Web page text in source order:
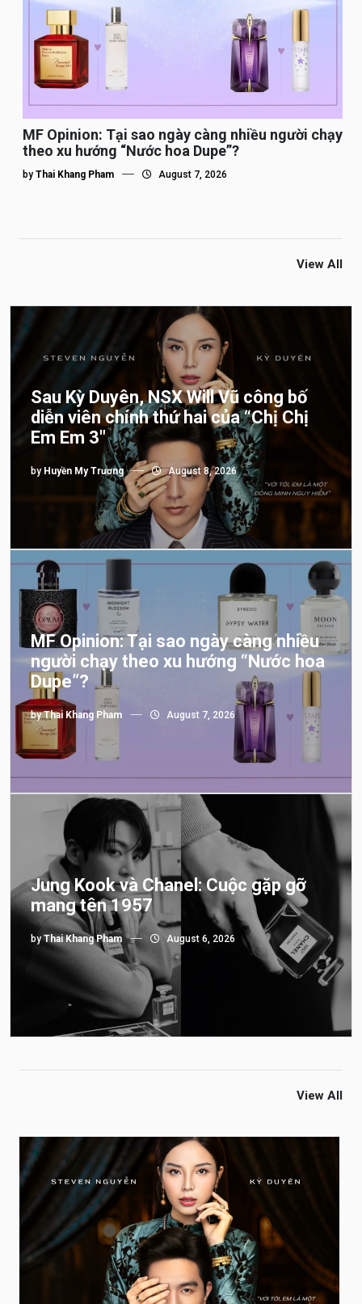
MF Opinion: Tại sao ngày càng nhiều người chạy
theo xu hướng “Nước hoa Dupe”?
by Thai Khang Pham August 7, 2026
View All
Sau Kỳ Duyên, NSX Will Vũ công bố
diễn viên chính thứ hai của “Chị Chị
Em Em 3″
by Huyền My Trương August 8, 2026
MF Opinion: Tại sao ngày càng nhiều
người chạy theo xu hướng “Nước hoa
Dupe”?
byThai Khang Pham August 7, 2026
Jung Kook và Chanel: Cuộc gặp gỡ
mang tên 1957
byThai Khang Pham August 6, 2026
View All